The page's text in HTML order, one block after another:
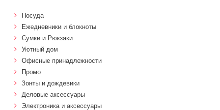
Посуда
Ежедневники и блокноты
Сумки и Рюкзаки
Уютный дом
Офисные принадлежности
Промо
Зонты и дождевики
Деловые аксессуары
Электроника и аксессуары